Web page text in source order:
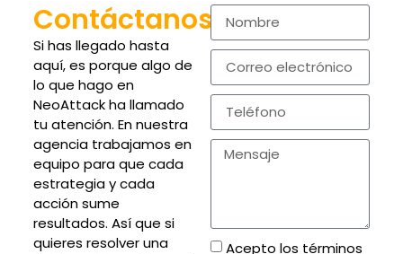
Contáctanos
Si has llegado hasta
aquí, es porque algo de
lo que hago en
NeoAttack ha llamado
tu atención. En nuestra
agencia trabajamos en
equipo para que cada
estrategia y cada
acción sume
resultados. Así que si
quieres resolver una
Acepto los términos